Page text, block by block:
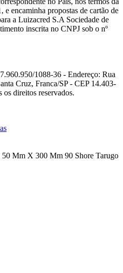
encaminha propostas de cartão de
a Luizacred S.A Sociedade de
inscrita no CNPJ sob o nº
1088-36 - Endereço: Rua
Cruz, Franca/SP - CEP 14.403-
direitos reservados.
Mm X 300 Mm 90 Shore Tarugo